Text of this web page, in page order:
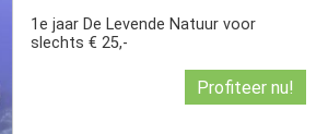
1e jaar De Levende Natuur voor
slechts € 25,-
Profiteer nu!